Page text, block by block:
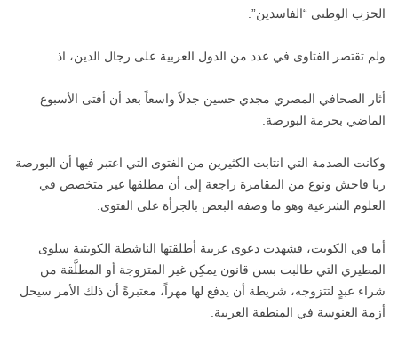
الحزب الوطني “الفاسدين”.
ولم تقتصر الفتاوى في عدد من الدول العربية على رجال الدين، اذ
أثار الصحافي المصري مجدي حسين جدلاً واسعاً بعد أن أفتى الأسبوع
الماضي بحرمة البورصة.
وكانت الصدمة التي انتابت الكثيرين من الفتوى التي اعتبر فيها أن البورصة
ربا فاحش ونوع من المقامرة راجعة إلى أن مطلقها غير متخصص في
العلوم الشرعية وهو ما وصفه البعض بالجرأة على الفتوى.
أما في الكويت، فشهدت دعوى غريبة أطلقتها الناشطة الكويتية سلوى
المطيري التي طالبت بسن قانون يمكِن غير المتزوجة أو المطلَّقة من
شراء عبدٍ لتتزوجه، شريطة أن يدفع لها مهراً، معتبرةً أن ذلك الأمر سيحل
أزمة العنوسة في المنطقة العربية.